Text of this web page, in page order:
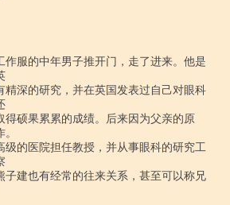
服的中年男子推开门，走了进来。他是
精深的研究，并在英国发表过自己对眼科
得硕果累累的成绩。后来因为父亲的原
级的医院担任教授，并从事眼科的研究工
子建也有经常的往来关系，甚至可以称兄